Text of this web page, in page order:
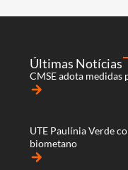
Últimas Notícias
CMSE adota
arrow_forward
UTE Paulínia Verde
biometano
arrow_forward